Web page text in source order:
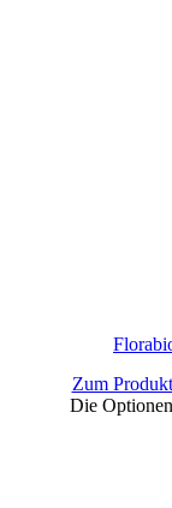
Zum Produkt
Die